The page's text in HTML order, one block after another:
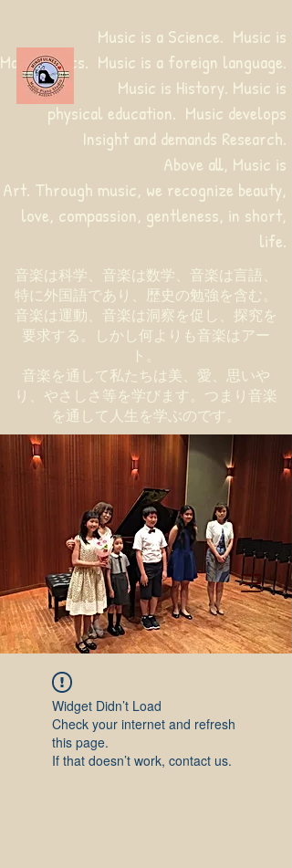
音楽は科学、音楽は数学、音楽は言語、
特に外国語であり、歴史の勉強を含む。
音楽は運動、音楽は洞察を促し、探究を
要求する。しかし何よりも音楽はアー
ト。
音楽を通して私たちは美、愛、思いや
り、やさしさ等を学びます。つまり音楽
を通して人生を学ぶのです。
Music is a Science. Music is
Mathematics. Music is a foreign language.
Music is History. Music is
physical education. Music develops
Insight and demands Research.
Above all, Music is
Art. Through music, we recognize beauty,
love, compassion, gentleness, in short,
life.
Widget Didn’t Load
Check your internet and refresh
this page.
If that doesn’t work, contact us.